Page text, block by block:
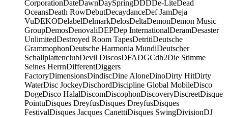
CorporationDateDawnDaySpringDDDDe-LiteDead
OceansDeath RowDebutDecaydanceDef JamDeja
VuDEKODelabelDelmarkDelosDeltaDemonDemon Music
GroupDemosDenovaliDEPDep InternationalDeramDesaster
UnlimitedDestroyed Room TapesDetritiDeutsche
GrammophonDeutsche Harmonia MundiDeutscher
SchallplattenclubDevil DiscosDFADGCdh2Die Stimme
Seines HerrnDifferentDiggers
FactoryDimensionsDindiscDine AloneDinoDirty HitDirty
WaterDisc JockeyDischordDiscipline Global MobileDisco
DogeDisco HalalDiscomDiscophonDiscoveryDiscreetDisque
PointuDisques DreyfusDisques DreyfusDisques
FestivalDisques Jacques CanettiDisques SwingDivisionDJ